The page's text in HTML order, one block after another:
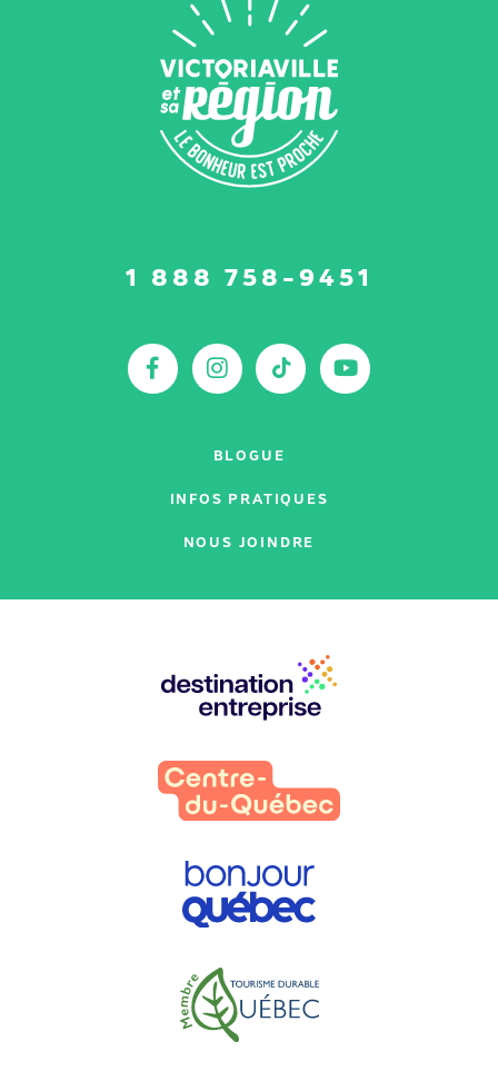
1 888 758-9451
Facebook
Instagram
TikTok
BLOGUE
INFOS PRATIQUES
NOUS JOINDRE
partenaires
: